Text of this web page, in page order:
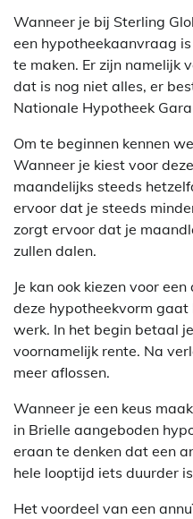
Wanneer je bij Sterling
een hypotheekaanvraag
te maken. Er zijn namelijk
dat is nog niet alles, er
Nationale Hypotheek
Om te beginnen kennen
Wanneer je kiest voor
maandelijks steeds
ervoor dat je steeds
zorgt ervoor dat je
zullen dalen.
Je kan ook kiezen voor
deze hypotheekvorm
werk. In het begin betaal
voornamelijk rente. Na
meer aflossen.
Wanneer je een keus
in Brielle aangeboden
eraan te denken dat een
hele looptijd iets duurder
Het voordeel van een